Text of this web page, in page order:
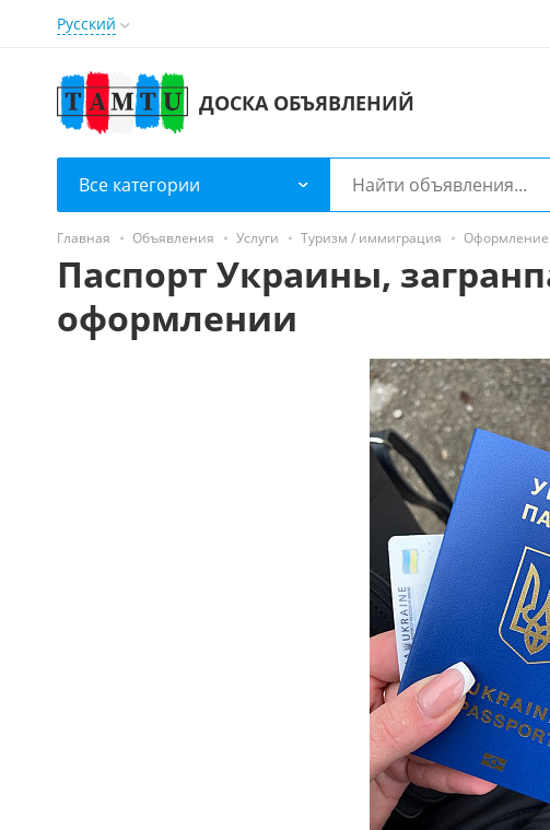
Русский
ДОСКА ОБЪЯВЛЕНИЙ
Все категории
Главная Объявления Услуги Туризм / иммиграция Оформление
Паспорт Украины,
оформлении